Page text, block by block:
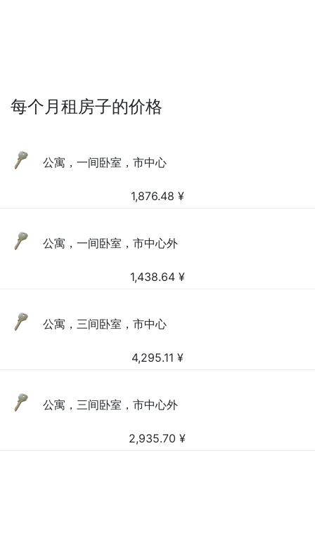
每个月租房子的价格
公寓，一间卧室，市中心
1,876.48 ¥
公寓，一间卧室，市中心外
1,438.64 ¥
公寓，三间卧室，市中心
4,295.11 ¥
公寓，三间卧室，市中心外
2,935.70 ¥